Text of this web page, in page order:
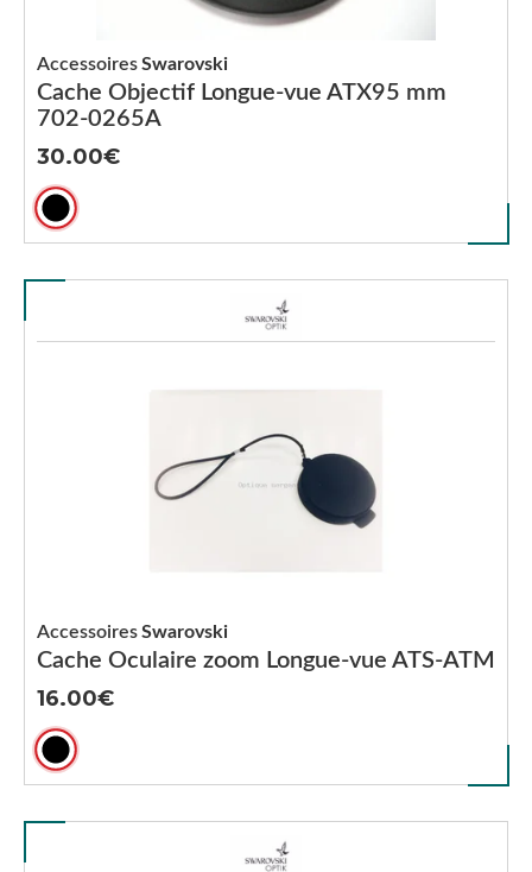
Cache Objectif Longue-vue ATX95 mm
702-0265A
AccessoiresSwarovski
30.00
Cache Oculaire zoom Longue-vue ATS-ATM
AccessoiresSwarovski
16.00